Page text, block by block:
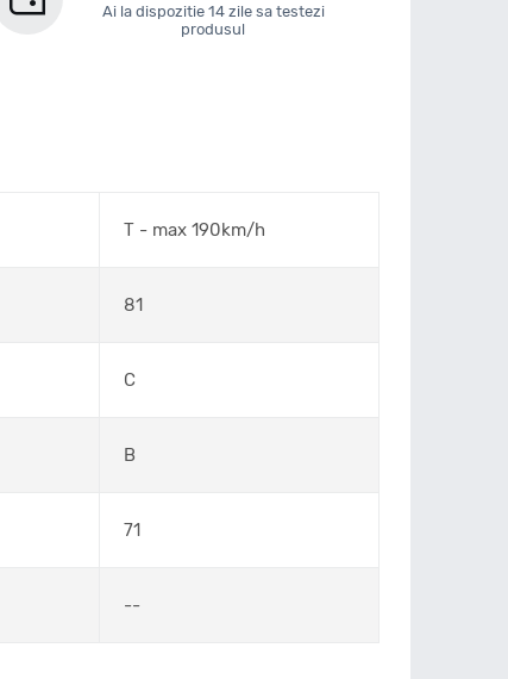
Ai la dispozitie 14 zile sa testezi
produsul
T - max 190km/h
81
C
B
71
--